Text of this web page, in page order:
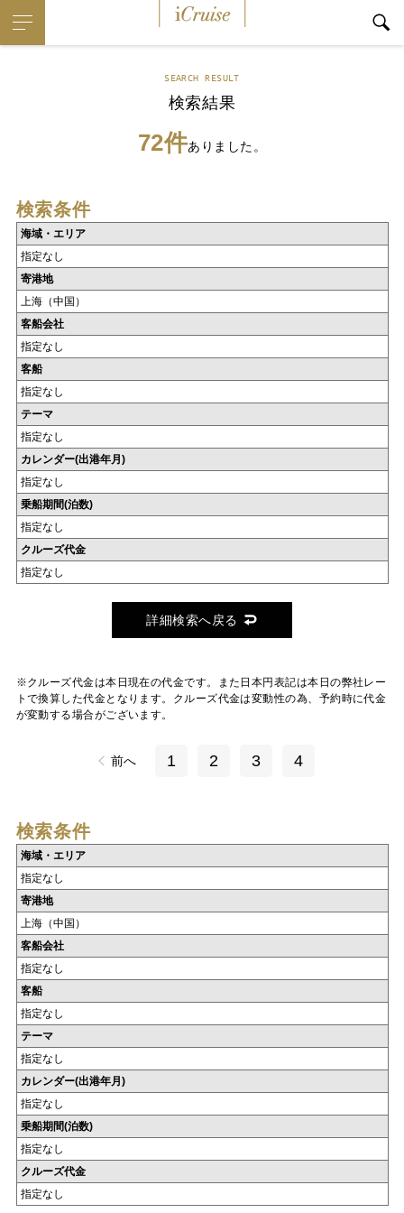
SEARCH RESULT
検索結果
72件ありました。
検索条件
海域・エリア
指定なし
寄港地
上海（中国）
客船会社
指定なし
客船
指定なし
テーマ
指定なし
カレンダー(出港年月)
指定なし
乗船期間(泊数)
指定なし
クルーズ代金
指定なし
詳細検索へ戻る
※クルーズ代金は本日現在の代金です。また日本円表記は本日の弊社レー
トで換算した代金となります。クルーズ代金は変動性の為、予約時に代金
が変動する場合がございます。
前へ 1 2 3 4
検索条件
海域・エリア
指定なし
寄港地
上海（中国）
客船会社
指定なし
客船
指定なし
テーマ
指定なし
カレンダー(出港年月)
指定なし
乗船期間(泊数)
指定なし
クルーズ代金
指定なし